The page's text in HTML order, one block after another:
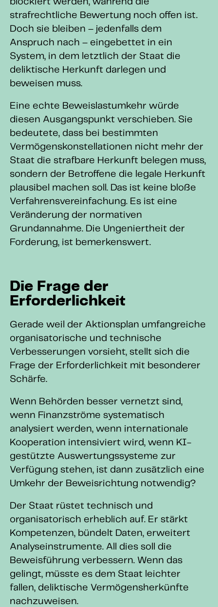
blockiert werden, während die
strafrechtliche Bewertung noch offen ist.
Doch sie bleiben – jedenfalls dem
Anspruch nach – eingebettet in ein
System, in dem letztlich der Staat die
deliktische Herkunft darlegen und
beweisen muss.
Eine echte Beweislastumkehr würde
diesen Ausgangspunkt verschieben. Sie
bedeutete, dass bei bestimmten
Vermögenskonstellationen nicht mehr der
Staat die strafbare Herkunft belegen muss,
sondern der Betroffene die legale Herkunft
plausibel machen soll. Das ist keine bloße
Verfahrensvereinfachung. Es ist eine
Veränderung der normativen
Grundannahme. Die Ungeniertheit der
Forderung, ist bemerkenswert.
Die Frage der
Erforderlichkeit
Gerade weil der Aktionsplan umfangreiche
organisatorische und technische
Verbesserungen vorsieht, stellt sich die
Frage der Erforderlichkeit mit besonderer
Schärfe.
Wenn Behörden besser vernetzt sind,
wenn Finanzströme systematisch
analysiert werden, wenn internationale
Kooperation intensiviert wird, wenn KI-
gestützte Auswertungssysteme zur
Verfügung stehen, ist dann zusätzlich eine
Umkehr der Beweisrichtung notwendig?
Der Staat rüstet technisch und
organisatorisch erheblich auf. Er stärkt
Kompetenzen, bündelt Daten, erweitert
Analyseinstrumente. All dies soll die
Beweisführung verbessern. Wenn das
gelingt, müsste es dem Staat leichter
fallen, deliktische Vermögensherkünfte
nachzuweisen.